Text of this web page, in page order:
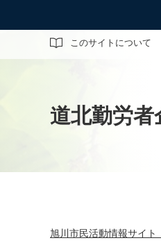
このサイトについて
サイト内検索
道北勤労者
旭川市民活動情報サイ